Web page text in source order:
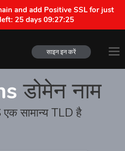
and add Positive SSL for just
25 days 09:27:25
साइन इन करें
डोमेन नाम
सामान्य TLD है